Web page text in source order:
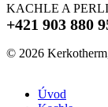
KACHLE A
+421 903 880
© 2026
Úvod